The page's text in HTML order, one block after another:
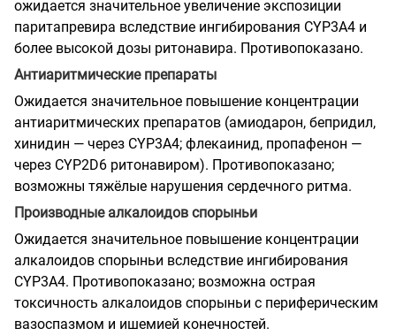
ожидается значительное увеличение экспозиции
паритапревира вследствие ингибирования CYP3A4 и
более высокой дозы ритонавира. Противопоказано.
Антиаритмические препараты
Ожидается значительное повышение концентрации
антиаритмических препаратов (амиодарон, бепридил,
хинидин — через CYP3A4; флекаинид, пропафенон —
через CYP2D6 ритонавиром). Противопоказано;
возможны тяжёлые нарушения сердечного ритма.
Производные алкалоидов спорыньи
Ожидается значительное повышение концентрации
алкалоидов спорыньи вследствие ингибирования
CYP3A4. Противопоказано; возможна острая
токсичность алкалоидов спорыньи с периферическим
вазоспазмом и ишемией конечностей.